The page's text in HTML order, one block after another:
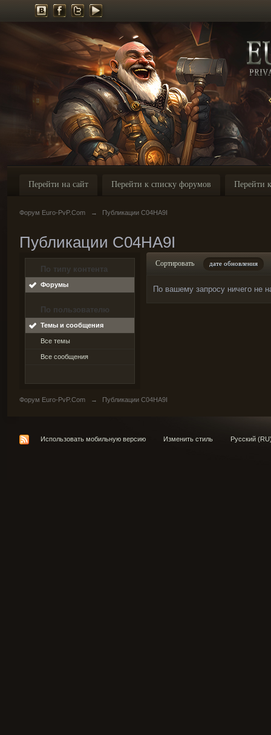
Перейти на сайт Перейти к списку форумов Перейти
Форум Euro-PvP.Com → Публикации C04HA9I
Публикации C04HA9I
По типу контента
Форумы
По пользователю
Темы и сообщения
Все темы
Все сообщения
Сортировать дате обновления
По вашему запросу ничего не
Форум Euro-PvP.Com → Публикации C04HA9I
Использовать мобильную версию Изменить стиль Русский